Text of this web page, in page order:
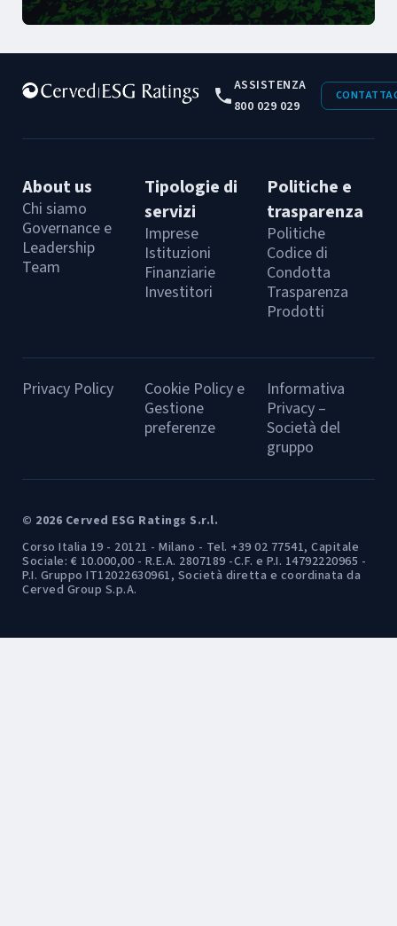
ASSISTENZA
800 029 029
About us
Chi siamo
Governance e
Leadership
Team
Tipologie di
servizi
Imprese
Istituzioni
Finanziarie
Investitori
Politiche e
trasparenza
Politiche
Codice di
Condotta
Trasparenza
Prodotti
Privacy Policy
Cookie Policy e
Gestione
preferenze
Informativa
Privacy –
Società del
gruppo
© 2026 Cerved ESG Ratings S.r.l.
Corso Italia 19 - 20121 - Milano - Tel. +39 02 77541, Capitale
Sociale: € 10.000,00 - R.E.A. 2807189 -C.F. e P.I. 14792220965 -
P.I. Gruppo IT12022630961, Società diretta e coordinata da
Cerved Group S.p.A.